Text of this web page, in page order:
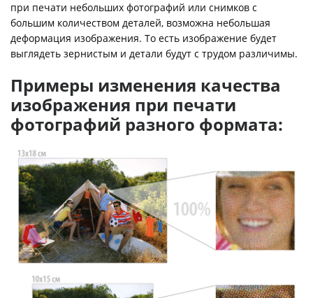
при печати небольших фотографий или снимков с
большим количеством деталей, возможна небольшая
деформация изображения. То есть изображение будет
выглядеть зернистым и детали будут с трудом различимы.
Примеры изменения качества
изображения при печати
фотографий разного формата: